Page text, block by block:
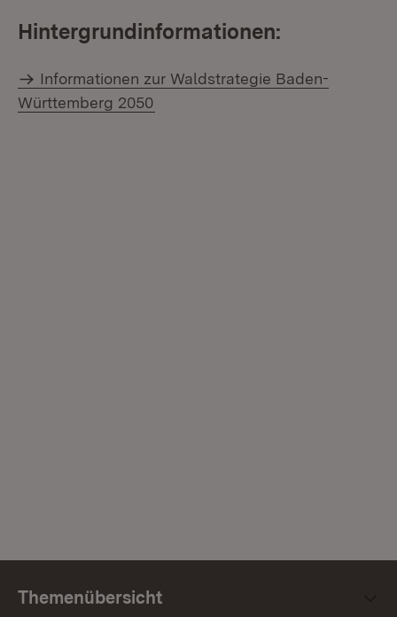
Hintergrundinformationen:
Informationen zur Waldstrategie Baden-
Württemberg 2050
Themenübersicht